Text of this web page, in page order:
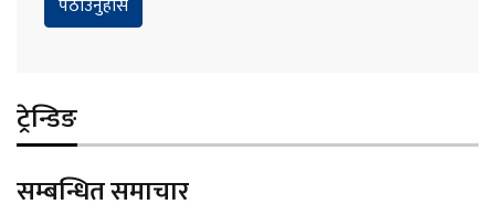
ट्रेन्डिङ
सम्बन्धित समाचार